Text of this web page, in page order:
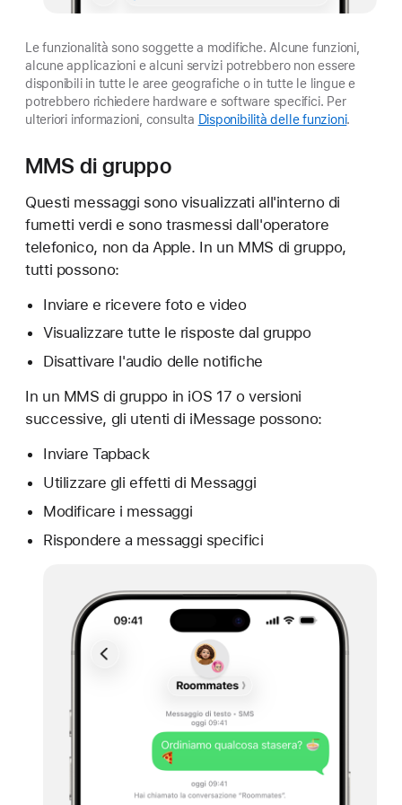
Le funzionalità sono soggette a modifiche. Alcune funzioni,
alcune applicazioni e alcuni servizi potrebbero non essere
disponibili in tutte le aree geografiche o in tutte le lingue e
potrebbero richiedere hardware e software specifici. Per
ulteriori informazioni, consulta Disponibilità delle funzioni.
MMS di gruppo
Questi messaggi sono visualizzati all'interno di
fumetti verdi e sono trasmessi dall'operatore
telefonico, non da Apple. In un MMS di gruppo,
tutti possono:
Inviare e ricevere foto e video
Visualizzare tutte le risposte dal gruppo
Disattivare l'audio delle notifiche
In un MMS di gruppo in iOS 17 o versioni
successive, gli utenti di iMessage possono:
Inviare Tapback
Utilizzare gli effetti di Messaggi
Modificare i messaggi
Rispondere a messaggi specifici